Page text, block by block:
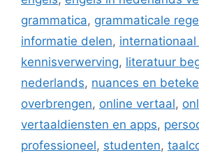
grammatica, grammaticale
informatie delen,
kennisverwerving, literatuur
nederlands, nuances en
overbrengen, online vertaal,
vertaaldiensten en apps,
professioneel, studenten,